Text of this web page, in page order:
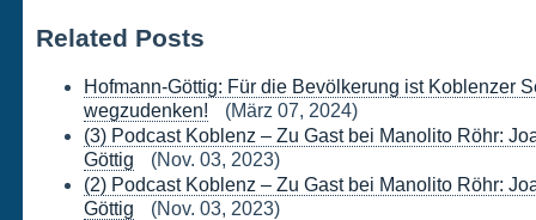
Related Posts
Hofmann-Göttig: Für die Bevölkerung ist Koblenzer
wegzudenken!
(März 07, 2024)
(3) Podcast Koblenz – Zu Gast bei Manolito Röhr:
Göttig
(Nov. 03, 2023)
(2) Podcast Koblenz – Zu Gast bei Manolito Röhr:
Göttig
(Nov. 03, 2023)